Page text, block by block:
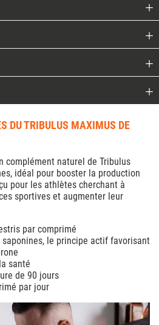
DU TRIBULUS MAXIMUS DE
complément naturel de Tribulus
idéal pour booster la production
pour les athlètes cherchant à
sportives et augmenter leur
par comprimé
saponines, le principe actif favorisant
santé
de 90 jours
par jour